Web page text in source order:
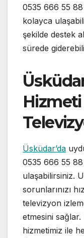
0535 666 55
kolayca
şekilde destek
sürede
Üsküdar’da
0535 666 55
ulaşabilirsiniz.
sorunlarınızı
televizyon
etmesini
hizmetimiz ile